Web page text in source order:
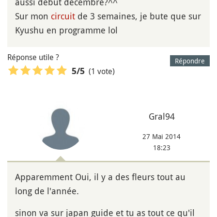
Sur mon circuit de 3 semaines, je bute que sur
Kyushu en programme lol
Répondre
Réponse utile ?
5/5 (1 vote)
Gral94
27 Mai 2014
18:23
Apparemment Oui, il y a des fleurs tout au
long de l'année.
sinon va sur japan guide et tu as tout ce qu'il